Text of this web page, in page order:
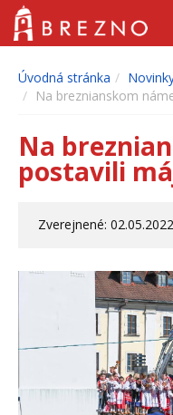
Úvodná stránka
Na breznianskom
Na
postavili
Zverejnené: